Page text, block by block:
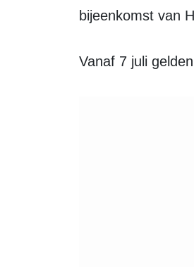
bijeenkomst van
Vanaf 7 juli